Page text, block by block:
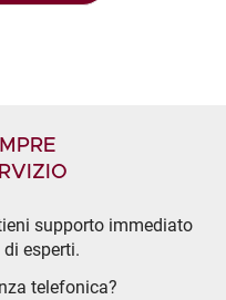
supporto immediato
esperti.
telefonica?